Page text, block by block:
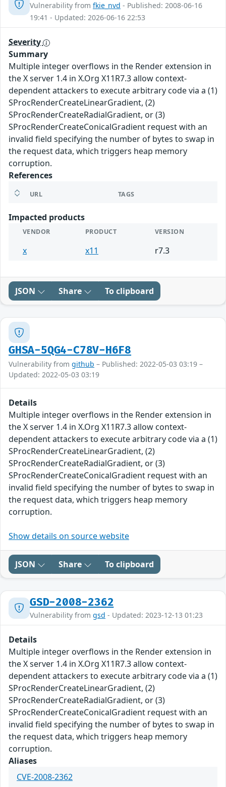
Vulnerability from fkie_nvd - Published: 2008-06-16
19:41 - Updated: 2026-06-16 22:53
Severity
Summary
Multiple integer overflows in the Render extension in
the X server 1.4 in X.Org X11R7.3 allow context-
dependent attackers to execute arbitrary code via a (1)
SProcRenderCreateLinearGradient, (2)
SProcRenderCreateRadialGradient, or (3)
SProcRenderCreateConicalGradient request with an
invalid field specifying the number of bytes to swap in
the request data, which triggers heap memory
corruption.
References
URL TAGS
Impacted products
VENDOR PRODUCT VERSION
x x11 r7.3
JSON Share To clipboard
GHSA-5QG4-C78V-H6F8
Vulnerability from github – Published: 2022-05-03 03:19 –
Updated: 2022-05-03 03:19
Details
Multiple integer overflows in the Render extension in
the X server 1.4 in X.Org X11R7.3 allow context-
dependent attackers to execute arbitrary code via a (1)
SProcRenderCreateLinearGradient, (2)
SProcRenderCreateRadialGradient, or (3)
SProcRenderCreateConicalGradient request with an
invalid field specifying the number of bytes to swap in
the request data, which triggers heap memory
corruption.
Show details on source website
JSON Share To clipboard
GSD-2008-2362
Vulnerability from gsd - Updated: 2023-12-13 01:23
Details
Multiple integer overflows in the Render extension in
the X server 1.4 in X.Org X11R7.3 allow context-
dependent attackers to execute arbitrary code via a (1)
SProcRenderCreateLinearGradient, (2)
SProcRenderCreateRadialGradient, or (3)
SProcRenderCreateConicalGradient request with an
invalid field specifying the number of bytes to swap in
the request data, which triggers heap memory
corruption.
Aliases
CVE-2008-2362